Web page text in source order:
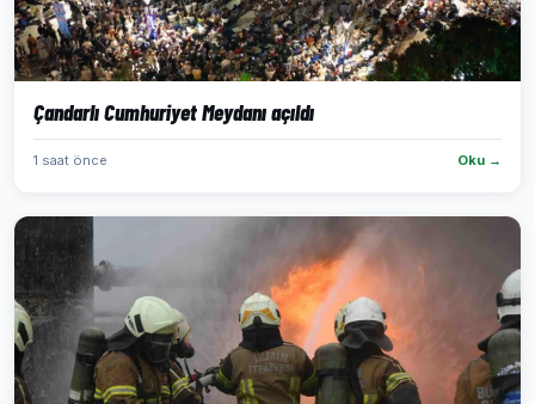
Çandarlı Cumhuriyet Meydanı açıldı
1 saat önce Oku →